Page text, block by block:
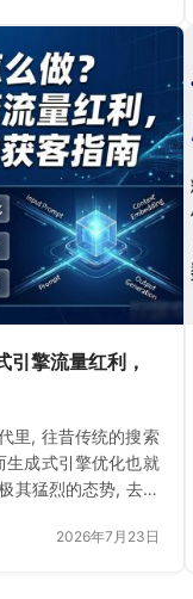
引擎流量红利，
里, 往昔传统的搜索
生成式引擎优化也就
其猛烈的态势, 去重
2026年7月23日